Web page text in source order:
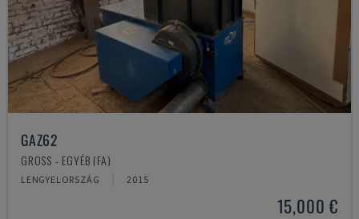
GAZ62
GROSS - EGYÉB (FA)
LENGYELORSZÁG 2015
15,000 €